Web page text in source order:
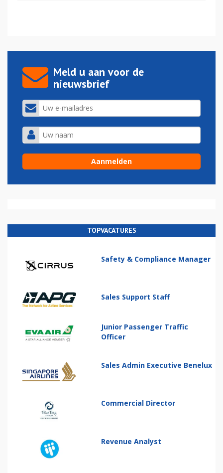
Meld u aan voor de
nieuwsbrief
TOPVACATURES
Safety & Compliance Manager
Sales Support Staff
Junior Passenger Traffic
Officer
Sales Admin Executive Benelux
Commercial Director
Revenue Analyst